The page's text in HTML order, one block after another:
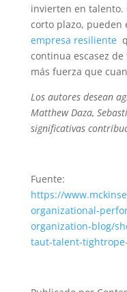
invierten en talento.
corto plazo, pueden
empresa resiliente
continua escasez
más fuerza que
Los autores desean
Matthew Daza,
significativas
Fuente:
https://
organizational-
organization-blog/
taut-talent-